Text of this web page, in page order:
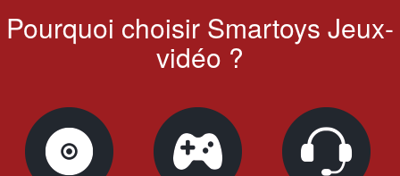
Pourquoi choisir Smartoys Jeux-
vidéo ?